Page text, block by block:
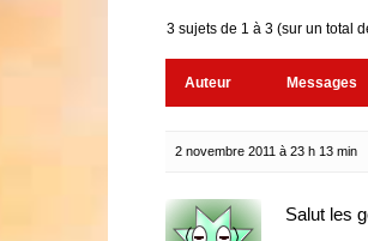
3 sujets de 1 à 3 (sur un total
Auteur Messages
2 novembre 2011 à 23 h 13 min
Salut les